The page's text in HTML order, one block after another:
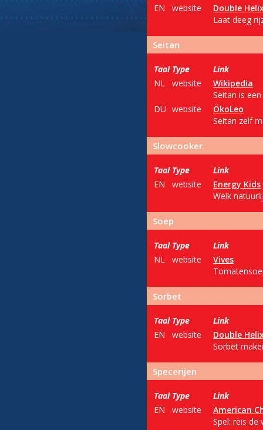
EN
website
Double
Laat deeg
Seitan
Taal Type
Link
NL
website
Wikipedia
Seitan is
DU website
ÖkoLeo
Seitan zelf
Slowcooker
Taal Type
Link
EN
website
Energy Kids
Welk
Soep
Taal Type
Link
NL
website
Vives
Sorbet
Taal Type
Link
EN
website
Double
Sorbet
Specerijen
Taal Type
Link
EN
website
American
Spel: reis